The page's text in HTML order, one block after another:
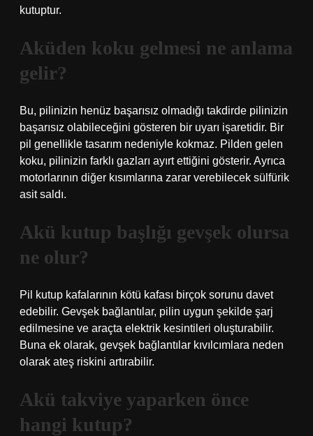
kutuptur.
Aküden koku gelmesi ne anlama
gelir?
Bu, pilinizin henüz başarısız olmadığı takdirde pilinizin
başarısız olabileceğini gösteren bir uyarı işaretidir. Bir
pil genellikle tasarım nedeniyle kokmaz. Pilden gelen
koku, pilinizin farklı gazları ayırt ettiğini gösterir. Ayrıca
motorlarının diğer kısımlarına zarar verebilecek sülfürik
asit saldı.
Akü kutup başlığı gevşek olursa
ne olur?
Pil kutup kafalarının kötü kafası birçok sorunu davet
edebilir. Gevşek bağlantılar, pilin uygun şekilde şarj
edilmesine ve araçta elektrik kesintileri oluşturabilir.
Buna ek olarak, gevşek bağlantılar kıvılcımlara neden
olarak ateş riskini artırabilir.
Akü takviye yaparken önce
hangi kutup?